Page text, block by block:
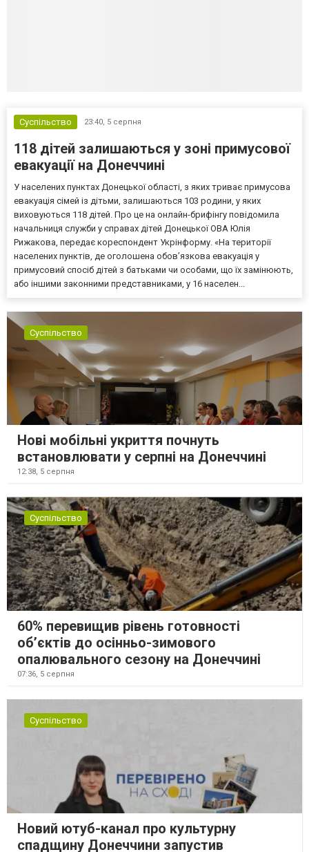
Суспільство 23:40, 5 серпня
118 дітей залишаються у зоні примусової
евакуації на Донеччині
У населених пунктах Донецької області, з яких триває примусова
евакуація сімей із дітьми, залишаються 103 родини, у яких
виховуються 118 дітей. Про це на онлайн-брифінгу повідомила
начальниця служби у справах дітей Донецької ОВА Юлія
Рижакова, передає кореспондент Укрінформу. «На території
населених пунктів, де оголошена обов’язкова евакуація у
примусовий спосіб дітей з батьками чи особами, що їх замінюють,
або іншими законними представниками, у 16 населен...
Суспільство
Нові мобільні укриття почнуть
встановлювати у серпні на Донеччині
12:38, 5 серпня
Суспільство
60% перевищив рівень готовності
об’єктів до осінньо-зимового
опалювального сезону на Донеччині
07:36, 5 серпня
Суспільство
Новий ютуб-канал про культурну
спадщину Донеччини запустив